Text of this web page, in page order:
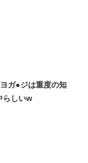
ガ●ジは重度の知
らしいw